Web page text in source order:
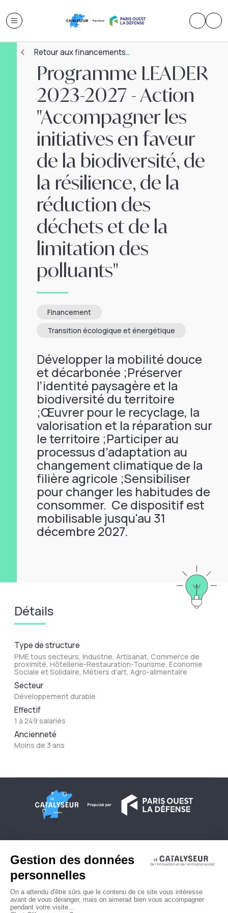
Retour aux financements
Programme LEADER
2023-2027 - Action
"Accompagner les
initiatives en faveur
de la biodiversité, de
la résilience, de la
réduction des
déchets et de la
limitation des
polluants"
Financement
Transition écologique et énergétique
Développer la mobilité douce
et décarbonée ;Préserver
l’identité paysagère et la
biodiversité du territoire
;Œuvrer pour le recyclage, la
valorisation et la réparation sur
le territoire ;Participer au
processus d’adaptation au
changement climatique de la
filière agricole ;Sensibiliser
pour changer les habitudes de
consommer. Ce dispositif est
mobilisable jusqu'au 31
décembre 2027.
Détails
Type de structure
PME tous secteurs, Industrie, Artisanat, Commerce de
proximité, Hôtellerie-Restauration-Tourisme, Economie
Sociale et Solidaire, Métiers d'art, Agro-alimentaire
Secteur
Développement durable
Effectif
1 à 249 salariés
Ancienneté
Moins de 3 ans
Conditions générales d'utilisation
Contactez-nous
Politique de confidentialité
Plan du site